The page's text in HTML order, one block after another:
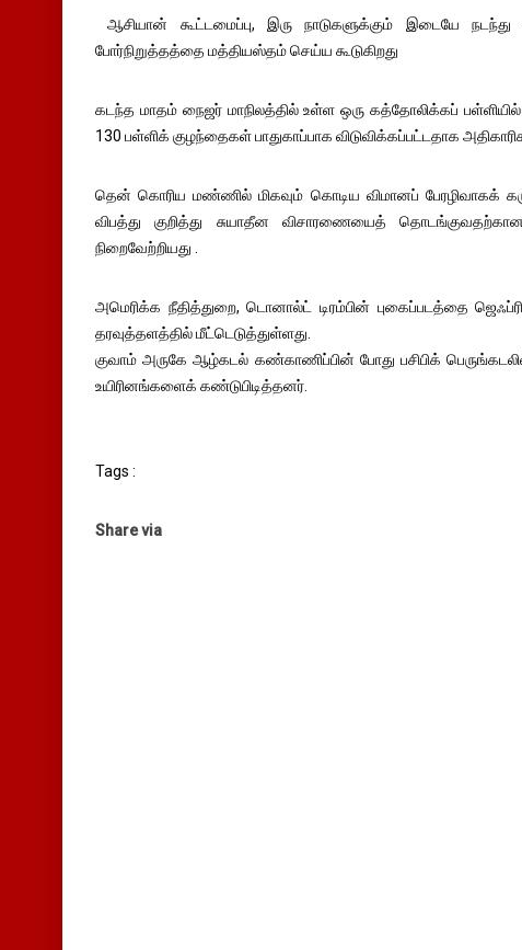
ஆசியான் கூட்டமைப்பு, இரு நாடுகளுக்கும் இடையே
போர்நிறுத்தத்தை மத்தியஸ்தம் செய்ய கூடுகிறது
கடந்த மாதம் நைஜர் மாநிலத்தில் உள்ள ஒரு கத்தோலிக்கப்
130 பள்ளிக் குழந்தைகள் பாதுகாப்பாக விடுவிக்கப்பட்டதாக
தென் கொரிய மண்ணில் மிகவும் கொடிய விமானப் பேரழிவாகக்
விபத்து குறித்து சுயாதீன விசாரணையைத்
நிறைவேற்றியது .
அமெரிக்க நீதித்துறை, டொனால்ட் டிரம்பின் புகைப்படத்தை
தரவுத்தளத்தில் மீட்டெடுத்துள்ளது.
குவாம் அருகே ஆழ்கடல் கண்காணிப்பின் போது பசிபிக்
உயிரினங்களைக் கண்டுபிடித்தனர்.
Tags :
Share via